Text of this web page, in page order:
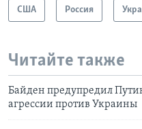
США Россия
Читайте также
Байден предупредил
агрессии против Украины